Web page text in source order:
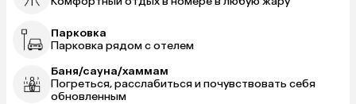
Парковка
Парковка рядом с отелем
Баня/сауна/хаммам
Погреться, расслабиться и почувствовать себя
обновленным